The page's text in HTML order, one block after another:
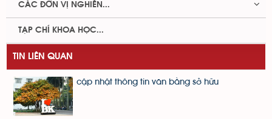
CÁC ĐƠN VỊ NGHIÊN...
TẠP CHÍ KHOA HỌC...
TIN LIÊN QUAN
cập nhật thông tin văn bằng sở hữu